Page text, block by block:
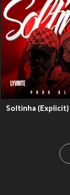
Soltinha (Explicit)